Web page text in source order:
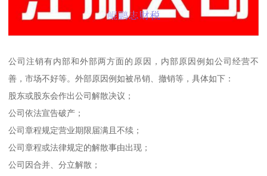
公司注销有内部和外部两方面的原因，内部原因例如公司经营不
善，市场不好等。外部原因例如被吊销、撤销等，具体如下：
股东或股东会作出公司解散决议；
公司依法宣告破产；
公司章程规定营业期限届满且不续；
公司章程或法律规定的解散事由出现；
公司因合并、分立解散；